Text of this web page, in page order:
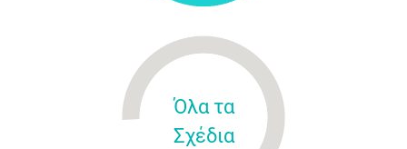
Όλα τα
Σχέδια